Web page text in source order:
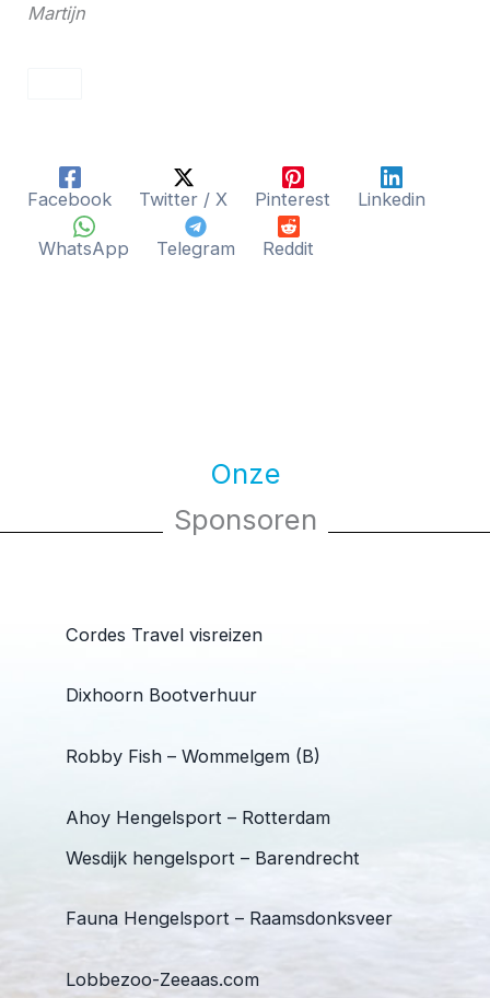
Martijn
Facebook Twitter / X Pinterest Linkedin
WhatsApp Telegram Reddit
Onze
Sponsoren
Cordes Travel visreizen
Dixhoorn Bootverhuur
Robby Fish – Wommelgem (B)
Ahoy Hengelsport – Rotterdam
Wesdijk hengelsport – Barendrecht
Fauna Hengelsport – Raamsdonksveer
Lobbezoo-Zeeaas.com